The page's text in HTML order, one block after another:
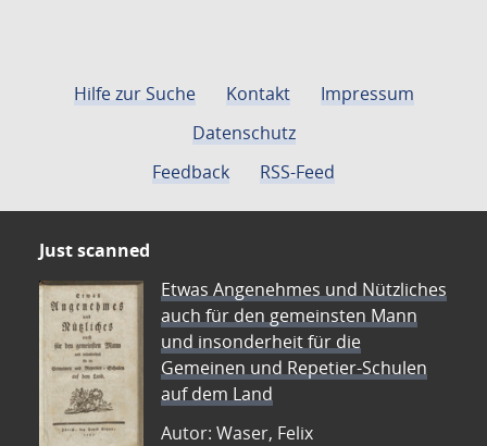
Hilfe zur Suche Kontakt
Impressum
Datenschutz
Feedback
RSS-Feed
Just scanned
Etwas Angenehmes und Nützliches
auch für den gemeinsten Mann
und insonderheit für die
Gemeinen und Repetier-Schulen
auf dem Land
Autor: Waser, Felix